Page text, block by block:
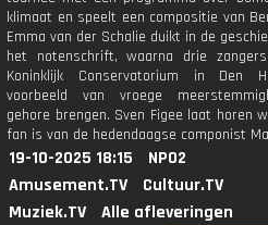
klimaat en speelt een compositie van
Emma van der Schalie duikt in de
het notenschrift, waarna drie
Koninklijk Conservatorium in Den
voorbeeld van vroege
gehore brengen. Sven Figee laat horen
fan is van de hedendaagse componist
19-10-2025 18:15
NPO2
Amusement.TV
Cultuur.TV
Muziek.TV
Alle afleveringen